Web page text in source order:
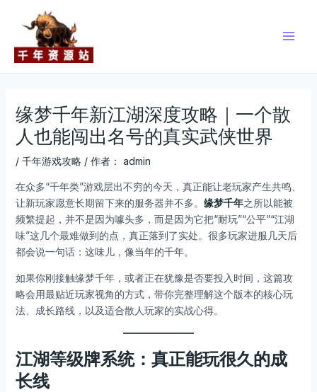
缘梦千年新江湖深度攻略｜一个散
人也能闯出名号的真实武侠世界
/ 千年游戏攻略/ 作者： admin
在众多“千年类”游戏层出不穷的今天，真正能让老玩家产生共鸣、
让新玩家愿意长期留下来的服务器并不多。 缘梦千年之所以能被
频繁提起，并不是因为噱头多，而是因为它把“耐玩”“公平”“江湖
味”这几个最难做到的点，真正落到了实处。很多玩家进服几天后
都会说一句话：这味儿，像当年的千年。
如果你刚接触缘梦千年，或者正在犹豫是否要投入时间，这篇攻
略会用最贴近玩家视角的方式，带你完整理解这个版本的核心玩
法、成长路线，以及适合散人玩家的实战心得。
江湖等级牌系统：真正能玩很久的成
长线
navigation